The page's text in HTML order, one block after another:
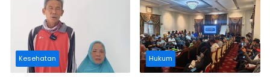
Kesehatan Hukum